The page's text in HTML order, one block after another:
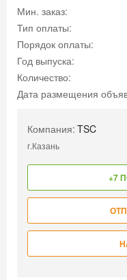
Мин. заказ:
Тип оплаты:
Порядок оплаты:
Год выпуска:
Количество:
Дата размещения
Компания: TSC
г.Казань
+7